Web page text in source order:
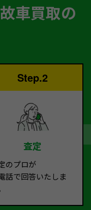
車買取の
Step.2
査定
のプロが
話で回答いたしま